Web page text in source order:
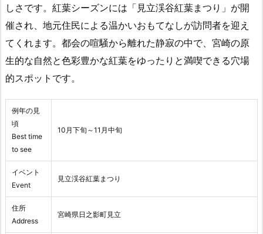
しさです。紅葉シーズンには「見立渓谷紅葉まつり」が開
催され、地元住民による温かいおもてなしが訪問者を迎え
てくれます。都会の喧騒から離れた静寂の中で、宮崎の原
生的な自然と色彩豊かな紅葉をゆったりと満喫できる穴場
的スポットです。
例年の見
頃
Best time
to see
10月下旬～11月中旬
イベント
Event
見立渓谷紅葉まつり
住所
Address
宮崎県日之影町見立